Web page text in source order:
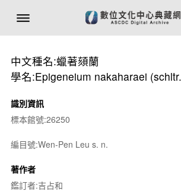
中文種名:蠟著頦蘭
學名:Epigeneium nakaharaei
識別資訊
標本館號:26250
編目號:Wen-Pen Leu s. n.
著作者
鑑訂者:吉占和